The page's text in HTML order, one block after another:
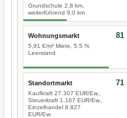
Grundschule 2,8 km,
weiterführend 9,0 km
Wohnungsmarkt
5,91 €/m² Miete, 5,5 %
Leerstand
81
Standortmarkt
Kaufkraft 27.307 EUR/Ew.,
Steuerkraft 1.167 EUR/Ew.,
Einzelhandel 8.827
EUR/Ew.
71